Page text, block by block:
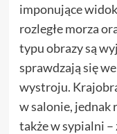
imponujące
rozległe morza
typu obrazy są
sprawdzają się
wystroju.
w salonie, jednak
także w sypialni –